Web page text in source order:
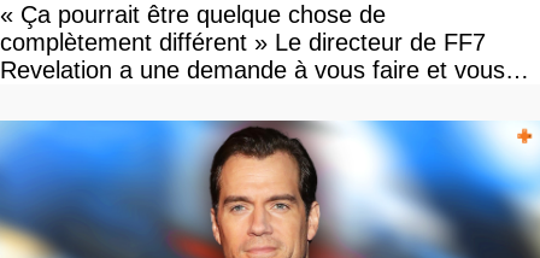
« Ça pourrait être quelque chose de
complètement différent » Le directeur de FF7
Revelation a une demande à vous faire et vous